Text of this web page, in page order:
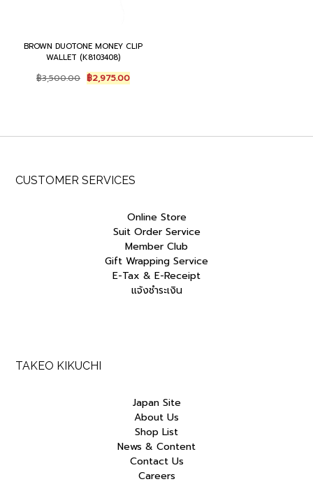
BROWN DUOTONE MONEY CLIP
WALLET (K8103408)
฿3,500.00 Original
price
฿2,975.00Current
price
CUSTOMER SERVICES
Online Store
Suit Order Service
Member Club
Gift Wrapping Service
E-Tax & E-Receipt
แจ้งชำระเงิน
TAKEO KIKUCHI
Japan Site
About Us
Shop List
News & Content
Contact Us
Careers